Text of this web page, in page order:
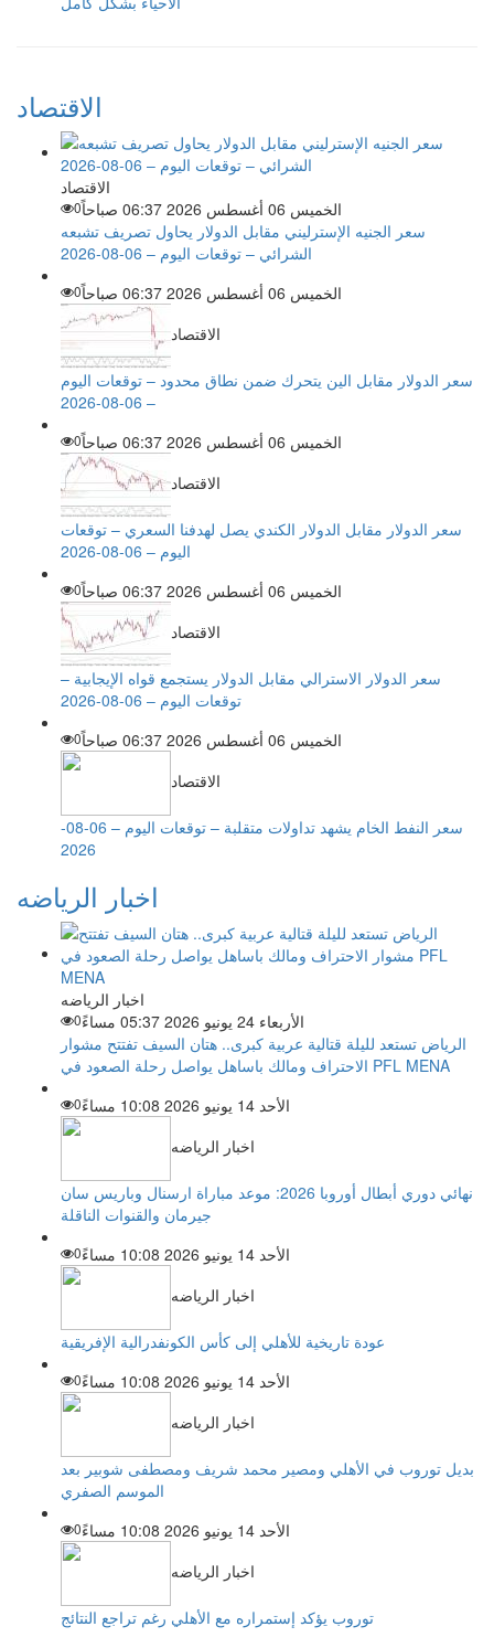
الاقتصاد
الاقتصاد
الخميس 06 أغسطس 2026 06:37 صباحاً
0
سعر الجنيه الإسترليني مقابل الدولار يحاول تصريف تشبعه
الشرائي – توقعات اليوم – 06-08-2026
الخميس 06 أغسطس 2026 06:37 صباحاً
0
الاقتصاد
سعر الدولار مقابل الين يتحرك ضمن نطاق محدود – توقعات اليوم
– 06-08-2026
الخميس 06 أغسطس 2026 06:37 صباحاً
0
الاقتصاد
سعر الدولار مقابل الدولار الكندي يصل لهدفنا السعري – توقعات
اليوم – 06-08-2026
الخميس 06 أغسطس 2026 06:37 صباحاً
0
الاقتصاد
سعر الدولار الاسترالي مقابل الدولار يستجمع قواه الإيجابية –
توقعات اليوم – 06-08-2026
الخميس 06 أغسطس 2026 06:37 صباحاً
0
الاقتصاد
سعر النفط الخام يشهد تداولات متقلبة – توقعات اليوم – 06-08-
2026
اخبار الرياضه
اخبار الرياضه
الأربعاء 24 يونيو 2026 05:37 مساءً
0
الرياض تستعد لليلة قتالية عربية كبرى.. هتان السيف تفتتح مشوار
الاحتراف ومالك باساهل يواصل رحلة الصعود في PFL MENA
الأحد 14 يونيو 2026 10:08 مساءً
0
اخبار الرياضه
نهائي دوري أبطال أوروبا 2026: موعد مباراة ارسنال وباريس سان
جيرمان والقنوات الناقلة
الأحد 14 يونيو 2026 10:08 مساءً
0
اخبار الرياضه
عودة تاريخية للأهلي إلى كأس الكونفدرالية الإفريقية
الأحد 14 يونيو 2026 10:08 مساءً
0
اخبار الرياضه
بديل توروب في الأهلي ومصير محمد شريف ومصطفى شوبير بعد
الموسم الصفري
الأحد 14 يونيو 2026 10:08 مساءً
0
اخبار الرياضه
توروب يؤكد إستمراره مع الأهلي رغم تراجع النتائج